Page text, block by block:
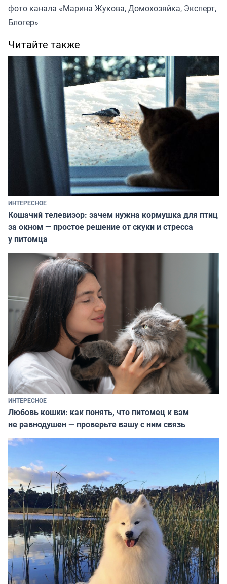
фото канала «Марина Жукова, Домохозяйка, Эксперт,
Блогер»
Читайте также
ИНТЕРЕСНОЕ
Кошачий телевизор: зачем нужна кормушка для птиц
за окном — простое решение от скуки и стресса
у питомца
ИНТЕРЕСНОЕ
Любовь кошки: как понять, что питомец к вам
не равнодушен — проверьте вашу с ним связь